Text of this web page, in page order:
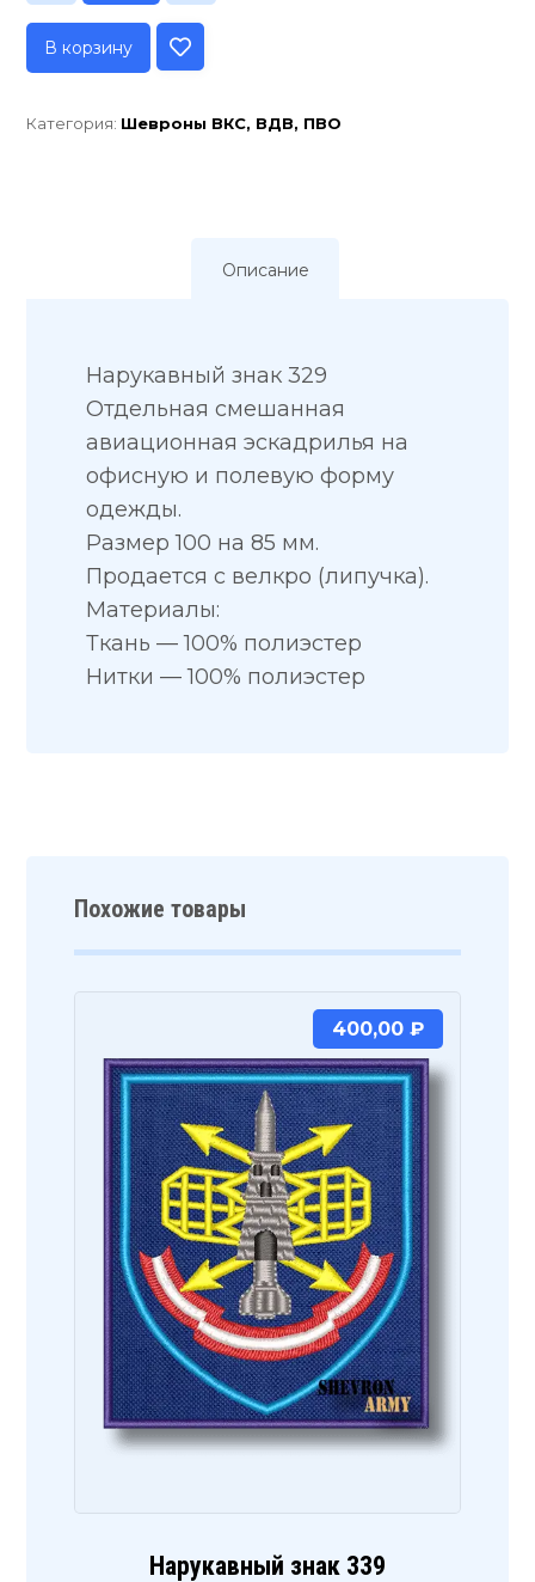
В корзину
Категория: Шевроны ВКС, ВДВ, ПВО
Описание
Нарукавный знак 329
Отдельная смешанная
авиационная эскадрилья на
офисную и полевую форму
одежды.
Размер 100 на 85 мм.
Продается с велкро (липучка).
Материалы:
Ткань — 100% полиэстер
Нитки — 100% полиэстер
Похожие товары
Нарукавный знак 339
400,00 ₽